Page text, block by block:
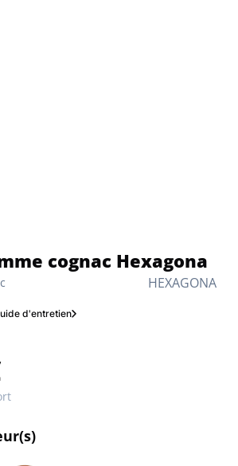
HEXAGONA
cognac Hexagona
d'entretien